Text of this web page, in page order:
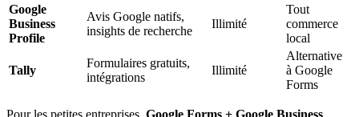
Google
Business
Profile
Avis Google natifs,
insights de recherche
Illimité
Tout
commerce
local
Tally
Formulaires gratuits,
intégrations
Illimité
Alternative
à Google
Forms
Pour les petites entreprises, Google Forms + Google Business